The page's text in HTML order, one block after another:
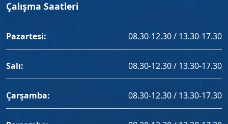
Çalışma Saatleri
Pazartesi: 08.30-12.30 / 13.30-17.30
Salı: 08.30-12.30 / 13.30-17.30
Çarşamba: 08.30-12.30 / 13.30-17.30